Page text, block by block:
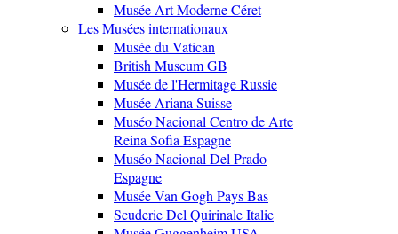
Musée Art Moderne Céret
Les Musées internationaux
Musée du Vatican
British Museum GB
Musée de l'Hermitage Russie
Musée Ariana Suisse
Muséo Nacional Centro de Arte
Reina Sofia Espagne
Muséo Nacional Del Prado
Espagne
Musée Van Gogh Pays Bas
Scuderie Del Quirinale Italie